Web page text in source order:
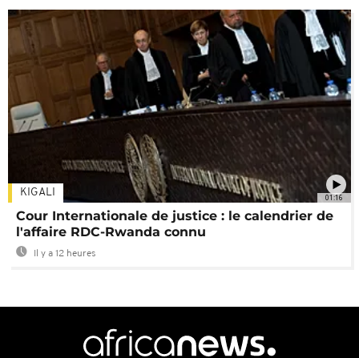
01:16
KIGALI
Cour Internationale de justice : le calendrier de
l'affaire RDC-Rwanda connu
Il y a 12 heures